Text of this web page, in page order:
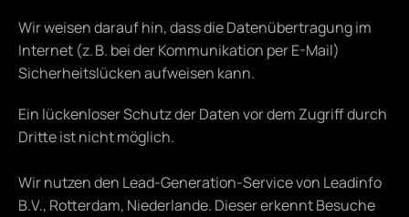
Wir weisen darauf hin, dass die Datenübertragung im
Internet (z. B. bei der Kommunikation per E-Mail)
Sicherheitslücken aufweisen kann.
Ein lückenloser Schutz der Daten vor dem Zugriff durch
Dritte ist nicht möglich.
Wir nutzen den Lead-Generation-Service von Leadinfo
B.V., Rotterdam, Niederlande. Dieser erkennt Besuche